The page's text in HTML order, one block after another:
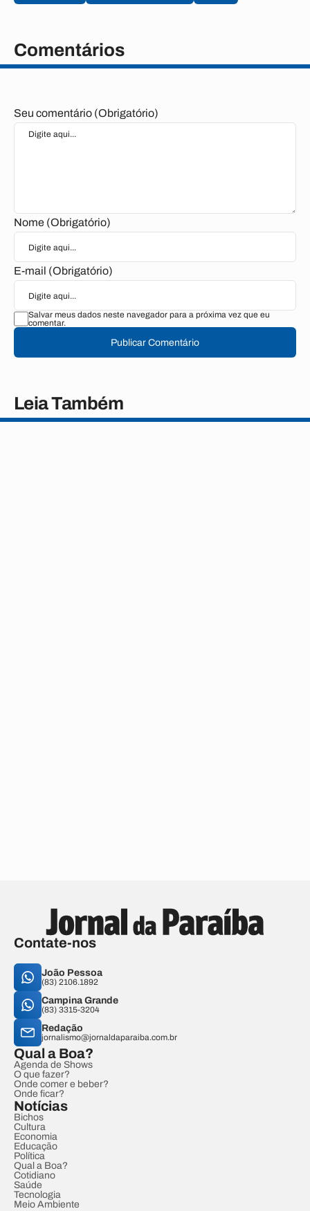
Comentários
Seu comentário (Obrigatório)
Nome (Obrigatório)
E-mail (Obrigatório)
Salvar meus dados neste navegador para a próxima vez que eu
comentar.
Publicar Comentário
Leia Também
Contate-nos
João Pessoa
(83) 2106.1892
Campina Grande
(83) 3315-3204
Redação
jornalismo@jornaldaparaiba.com.br
Qual a Boa?
Agenda de Shows
O que fazer?
Onde comer e beber?
Onde ficar?
Notícias
Bichos
Cultura
Economia
Educação
Política
Qual a Boa?
Cotidiano
Saúde
Tecnologia
Meio Ambiente